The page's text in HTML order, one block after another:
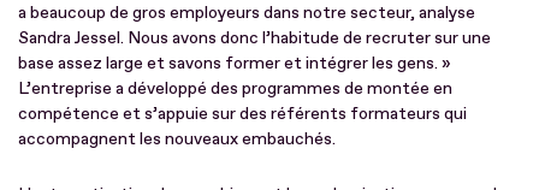
a beaucoup de gros employeurs dans notre secteur, analyse
Sandra Jessel. Nous avons donc l’habitude de recruter sur une
base assez large et savons former et intégrer les gens. »
L’entreprise a développé des programmes de montée en
compétence et s’appuie sur des référents formateurs qui
accompagnent les nouveaux embauchés.